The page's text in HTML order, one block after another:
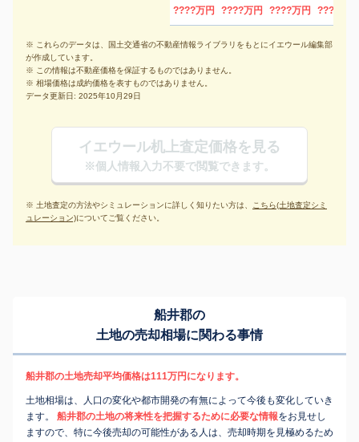
????万円 ????万円 ????万円 ????万円
※ これらのデータは、国土交通省の不動産情報ライブラリをもとにイエウール編集部
が作成しています。
※ この情報は不動産価格を保証するものではありません。
※ 相場価格は成約価格を表すものではありません。
データ更新日: 2025年10月29日
イエウール机上査定価格を見る
※個人情報入力不要で閲覧できます。
※ 土地査定の方法やシミュレーションに詳しく知りたい方は、 こちら(土地査定シミ
ュレーション)についてご覧ください。
船井郡の
土地の売却相場に関わる事情
船井郡の土地売却平均価格は111万円になります。
土地相場は、人口の変化や都市開発の有無によって今後も変化していき
ます。
船井郡の土地の将来性を把握するために必要な情報をお見せし
ますので、特に今後売却の可能性がある人は、売却時期を見極めるため